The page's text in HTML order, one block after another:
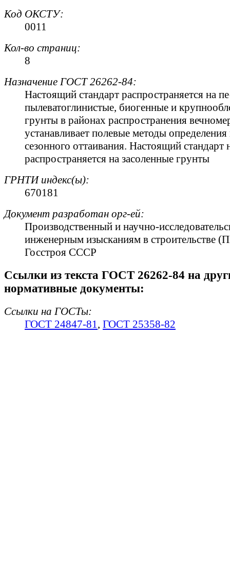
Код ОКСТУ:
0011
Кол-во страниц:
8
Назначение ГОСТ 26262-84:
Настоящий стандарт распространяется на
пылеватоглинистые, биогенные и
грунты в районах распространения
устанавливает полевые методы
сезонного оттаивания. Настоящий стандарт
распространяется на засоленные грунты
ГРНТИ индекс(ы):
670181
Документ разработан орг-ей:
Производственный и научно-
инженерным изысканиям в
Госстроя СССР
Cсылки из текста ГОСТ 26262-84 на
нормативные документы:
Ссылки на ГОСТы:
ГОСТ 24847-81 , ГОСТ 25358-82